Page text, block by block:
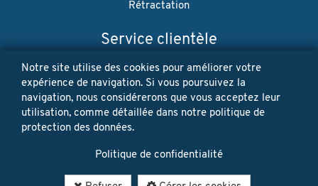
Rétractation
Service clientèle
Envoi
Newsletter
Restez à jour! Vos données personnelles ne seront jamais
vendues ni louées. Désinscription possible à tout moment.
Notre site utilise des cookies pour améliorer votre
expérience de navigation. Si vous poursuivez la
navigation, nous considérerons que vous acceptez leur
utilisation, comme détaillée dans notre politique de
protection des données.
Politique de confidentialité